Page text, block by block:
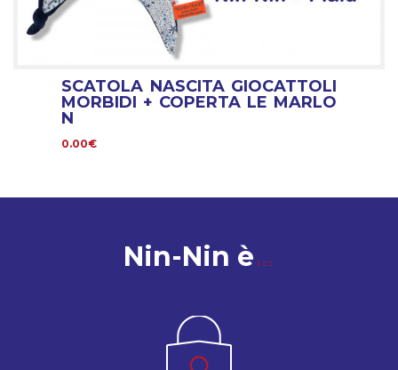
SCATOLA NASCITA GIOCATTOLI
MORBIDI + COPERTA LE MARLO
N
0.00€
Nin-Nin è